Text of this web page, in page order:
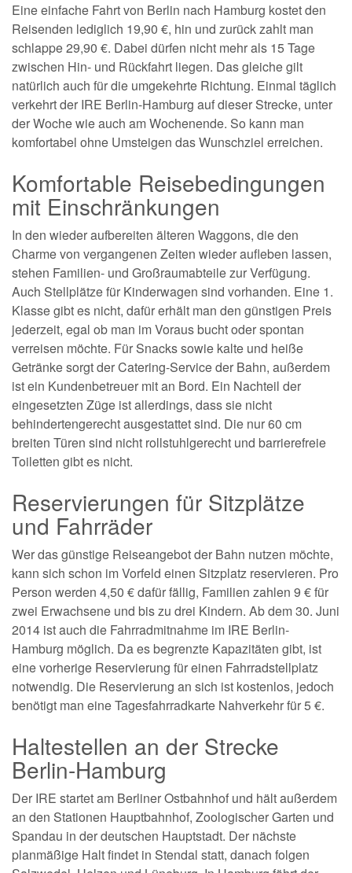
Eine einfache Fahrt von Berlin nach Hamburg kostet den
Reisenden lediglich 19,90 €, hin und zurück zahlt man
schlappe 29,90 €. Dabei dürfen nicht mehr als 15 Tage
zwischen Hin- und Rückfahrt liegen. Das gleiche gilt
natürlich auch für die umgekehrte Richtung. Einmal täglich
verkehrt der IRE Berlin-Hamburg auf dieser Strecke, unter
der Woche wie auch am Wochenende. So kann man
komfortabel ohne Umsteigen das Wunschziel erreichen.
Komfortable Reisebedingungen
mit Einschränkungen
In den wieder aufbereiten älteren Waggons, die den
Charme von vergangenen Zeiten wieder aufleben lassen,
stehen Familien- und Großraumabteile zur Verfügung.
Auch Stellplätze für Kinderwagen sind vorhanden. Eine 1.
Klasse gibt es nicht, dafür erhält man den günstigen Preis
jederzeit, egal ob man im Voraus bucht oder spontan
verreisen möchte. Für Snacks sowie kalte und heiße
Getränke sorgt der Catering-Service der Bahn, außerdem
ist ein Kundenbetreuer mit an Bord. Ein Nachteil der
eingesetzten Züge ist allerdings, dass sie nicht
behindertengerecht ausgestattet sind. Die nur 60 cm
breiten Türen sind nicht rollstuhlgerecht und barrierefreie
Toiletten gibt es nicht.
Reservierungen für Sitzplätze
und Fahrräder
Wer das günstige Reiseangebot der Bahn nutzen möchte,
kann sich schon im Vorfeld einen Sitzplatz reservieren. Pro
Person werden 4,50 € dafür fällig, Familien zahlen 9 € für
zwei Erwachsene und bis zu drei Kindern. Ab dem 30. Juni
2014 ist auch die Fahrradmitnahme im IRE Berlin-
Hamburg möglich. Da es begrenzte Kapazitäten gibt, ist
eine vorherige Reservierung für einen Fahrradstellplatz
notwendig. Die Reservierung an sich ist kostenlos, jedoch
benötigt man eine Tagesfahrradkarte Nahverkehr für 5 €.
Haltestellen an der Strecke
Berlin-Hamburg
Der IRE startet am Berliner Ostbahnhof und hält außerdem
an den Stationen Hauptbahnhof, Zoologischer Garten und
Spandau in der deutschen Hauptstadt. Der nächste
planmäßige Halt findet in Stendal statt, danach folgen